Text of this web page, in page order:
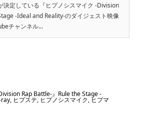
決定している『ヒプノシスマイク -Division
-Ideal and Reality-のダイジェスト映像
チャンネル...
Rap Battle-』Rule the Stage -
, ヒプステ, ヒプノシスマイク, ヒプマ